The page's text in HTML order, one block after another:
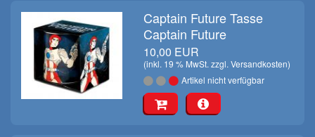
Captain Future Tasse
Captain Future
10,00 EUR
(inkl. 19 % MwSt. zzgl.Versandkosten)
Artikel nicht verfügbar